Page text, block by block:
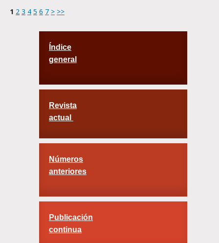
1 2 3 4 5 6 7 > >>
Índice
general
Revista
actual
Números
anteriores
Publicación
continua